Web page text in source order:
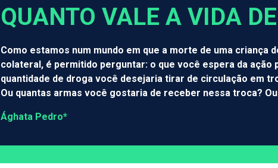
QUANTO VALE A VIDA
Como estamos num mundo em que a morte de uma criança
colateral, é permitido perguntar: o que você espera da
quantidade de droga você desejaria tirar de circulação em
Ou quantas armas você gostaria de receber nessa troca?
Ághata Pedro*